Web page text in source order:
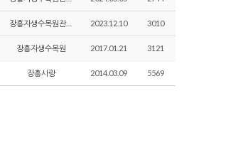
장흥자생수목원관리자 2023.12.10 3010
장흥자생수목원 2017.01.21 3121
장흥사랑 2014.03.09 5569